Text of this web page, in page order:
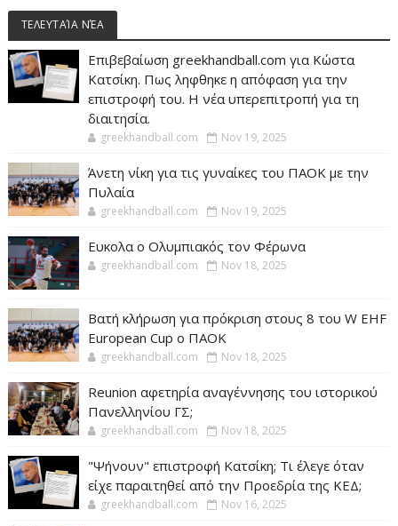
ΤΕΛΕΥΤΑΊΑ ΝΈΑ
Επιβεβαίωση greekhandball.com για Κώστα
Κατσίκη. Πως ληφθηκε η απόφαση για την
επιστροφή του. Η νέα υπερεπιτροπή για τη
διαιτησία.
greekhandball.com Nov 19, 2025
Άνετη νίκη για τις γυναίκες του ΠΑΟΚ με την
Πυλαία
greekhandball.com Nov 19, 2025
Ευκολα ο Ολυμπιακός τον Φέρωνα
greekhandball.com Nov 18, 2025
Βατή κλήρωση για πρόκριση στους 8 του W EHF
European Cup ο ΠΑΟΚ
greekhandball.com Nov 18, 2025
Reunion αφετηρία αναγέννησης του ιστορικού
Πανελληνίου ΓΣ;
greekhandball.com Nov 18, 2025
"Ψήνουν" επιστροφή Κατσίκη; Τι έλεγε όταν
είχε παραιτηθεί από την Προεδρία της ΚΕΔ;
greekhandball.com Nov 16, 2025